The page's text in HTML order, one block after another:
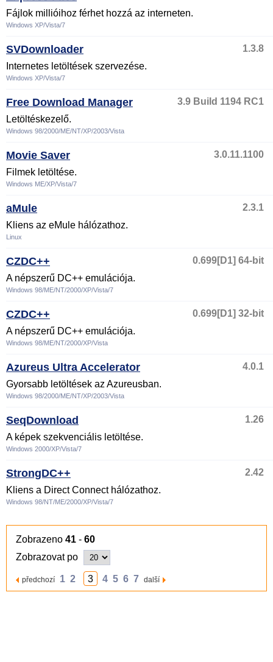
Fájlok millióihoz férhet hozzá az interneten.
Windows XP/Vista/7
SVDownloader
1.3.8
Internetes letöltések szervezése.
Windows XP/Vista/7
Free Download Manager
3.9 Build 1194 RC1
Letöltéskezelő.
Windows 98/2000/ME/NT/XP/2003/Vista
Movie Saver
3.0.11.1100
Filmek letöltése.
Windows ME/XP/Vista/7
aMule
2.3.1
Kliens az eMule hálózathoz.
Linux
CZDC++
0.699[D1] 64-bit
A népszerű DC++ emulációja.
Windows 98/ME/NT/2000/XP/Vista/7
CZDC++
0.699[D1] 32-bit
A népszerű DC++ emulációja.
Windows 98/ME/NT/2000/XP/Vista
Azureus Ultra Accelerator
4.0.1
Gyorsabb letöltések az Azureusban.
Windows 98/2000/ME/NT/XP/2003/Vista
SeqDownload
1.26
A képek szekvenciális letöltése.
Windows 2000/XP/Vista/7
StrongDC++
2.42
Kliens a Direct Connect hálózathoz.
Windows 98/NT/ME/2000/XP/Vista/7
Zobrazeno 41 - 60
Zobrazovat po
předchozí 1 2 3 4 5 6 7 další